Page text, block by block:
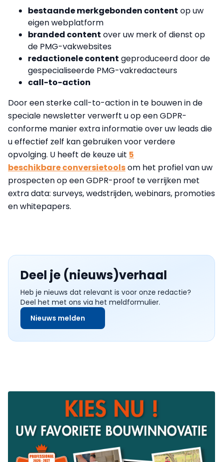
bestaande merkgebonden content op uw
eigen webplatform
branded content over uw merk of dienst op
de PMG-vakwebsites
redactionele content geproduceerd door de
gespecialiseerde PMG-vakredacteurs
call-to-action
Door een sterke call-to-action in te bouwen in de
speciale newsletterverwerft u op een GDPR-
conforme manier extra informatieover uw leadsdie
u effectief zelf kan gebruiken voor verdere
opvolging. U heeft de keuze uit 5
beschikbareconversietoolsom het profielvan uw
prospectenop een GDPR-proof te verrijken met
extradata: surveys, wedstrijden, webinars, promoties
en whitepapers.
Deel je (nieuws)verhaal
Heb je nieuws dat relevant is voor onze redactie?
Deel het met ons via het meldformulier.
Nieuws melden